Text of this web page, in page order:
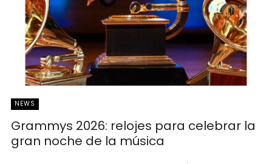
NEWS
Grammys 2026: relojes para celebrar la
gran noche de la música